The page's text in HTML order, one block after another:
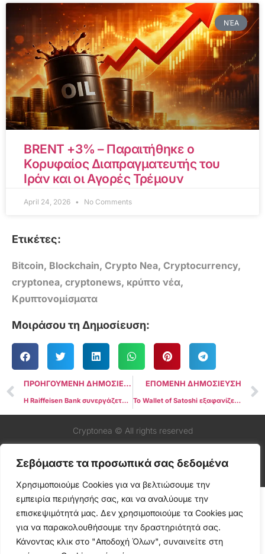
Σεβόμαστε τα προσωπικά σας δεδομένα
Χρησιμοποιούμε Cookies για να βελτιώσουμε την
εμπειρία περιήγησής σας, και να αναλύουμε την
επισκεψιμότητά μας. Δεν χρησιμοποιούμε τα Cookies μας
για να παρακολουθήσουμε την δραστηριότητά σας.
Κάνοντας κλικ στο "Αποδοχή Όλων", συναινείτε στη
ΝΈΑ
BRENT +3% – Παραιτήθηκε ο
Κορυφαίος Διαπραγματευτής του
Ιράν και οι Αγορές Τρέμουν
April 24, 2026 No Comments
Ετικέτες:
Bitcoin, Blockchain, Crypto Nea, Cryptocurrency,
cryptonea, cryptonews, κρύπτο νέα,
Κρυπτονομίσματα
Μοιράσου τη Δημοσίευση:
ΠΡΟΗΓΟΥΜΕΝΗ ΔΗΜΟΣΙΕΥΣΗ
Η Raiffeisen Bank συνεργάζεται με την Bitpanda για να προσφέρει Crypto Trading στη Βιέννη
ΕΠΟΜΕΝΗ ΔΗΜΟΣΙΕΥΣΗ
Το Wallet οf Satoshi εξαφανίζεται από τα App Stores της Apple και της Google στις ΗΠΑ
Cryptonea © All rights reserved